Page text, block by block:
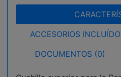
ACCESORIOS
DOCUMENTOS (0)